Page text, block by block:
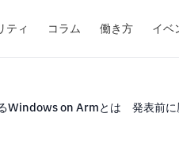
ティ コラム 働き方 イベ
Windows on Armとは 発表前